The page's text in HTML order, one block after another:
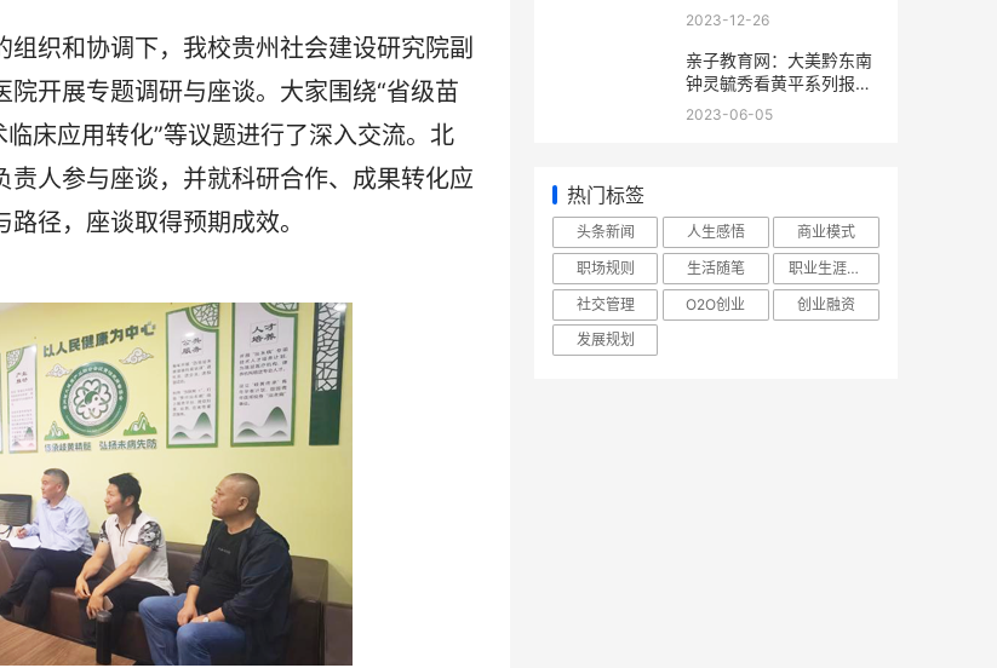
织和协调下，我校贵州社会建设研究院副
开展专题调研与座谈。大家围绕“省级苗
床应用转化”等议题进行了深入交流。北
人参与座谈，并就科研合作、成果转化应
径，座谈取得预期成效。
2023-12-26
亲子教育网：大美黔东南
钟灵毓秀看黄平系列报道
之十五
2023-06-05
热门标签
头条新闻 人生感悟
商业模式
职场规则
生活随笔
职业生涯规划
社交管理
O2O创业
创业融资
发展规划